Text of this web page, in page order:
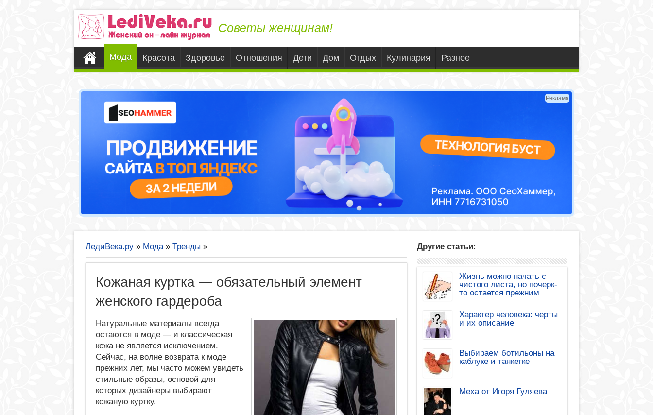
Советы женщинам!
Мода Красота Здоровье Отношения Дети Дом Отдых Кулинария Разное
Реклама
ЛедиВека.ру » Мода » Тренды »
Кожаная куртка — обязательный элемент
женского гардероба
Натуральные материалы всегда
остаются в моде — и классическая
кожа не является исключением.
Сейчас, на волне возврата к моде
прежних лет, мы часто можем увидеть
стильные образы, основой для
которых дизайнеры выбирают
кожаную куртку.
Другие статьи:
Жизнь можно начать с
чистого листа, но почерк-
то остается прежним
Характер человека: черты
и их описание
Выбираем ботильоны на
каблуке и танкетке
Меха от Игоря Гуляева